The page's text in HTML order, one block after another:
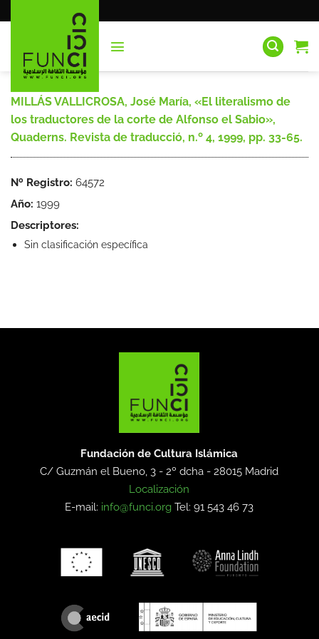
al
MILLÁS VALLICROSA, José María, «El literalismo de
los traductores de la corte de Alfonso el Sabio»,
Quaderns. Revista de traducció, n.º 4, 1999, pp. 33-65.
Nº Registro: 64572
Año: 1999
Descriptores:
Sin clasificación específica
Fundación de Cultura Islámica
C/ Guzmán el Bueno, 3 - 2º dcha -28015 Madrid
Localización
E-mail: info@funci.org Tel: 91 543 46 73